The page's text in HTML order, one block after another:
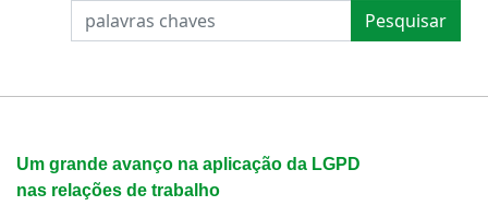
PESQUISAR Pesquisar
Um grande avanço na aplicação da LGPD
nas relações de trabalho